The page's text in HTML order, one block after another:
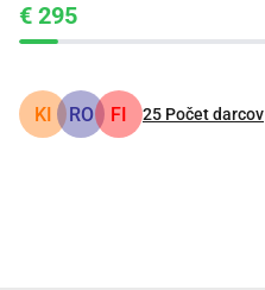
€ 295
KI RO FI 25 Počet darcov